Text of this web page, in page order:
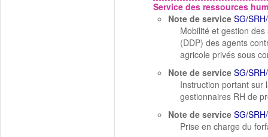
Service des ressources
Note de service SG/
Mobilité et gestion
(DDP) des agents
agricole privés sous
Note de service SG/
Instruction portant sur
gestionnaires RH de
Note de service SG/
Prise en charge du